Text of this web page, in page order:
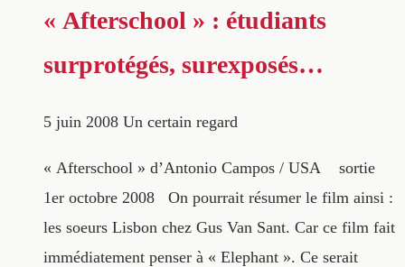
« Afterschool » : étudiants
surprotégés, surexposés…
5 juin 2008 Un certain regard
« Afterschool » d’Antonio Campos / USA sortie
1er octobre 2008 On pourrait résumer le film ainsi :
les soeurs Lisbon chez Gus Van Sant. Car ce film fait
immédiatement penser à « Elephant ». Ce serait